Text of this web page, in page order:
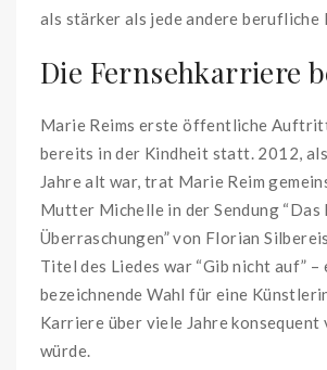
als stärker als jede andere berufliche
Die Fernsehkarriere
Marie Reims erste öffentliche
bereits in der Kindheit statt. 2012,
Jahre alt war, trat Marie Reim
Mutter Michelle in der Sendung
Überraschungen” von Florian
Titel des Liedes war “Gib nicht auf” –
bezeichnende Wahl für eine
Karriere über viele Jahre
würde.